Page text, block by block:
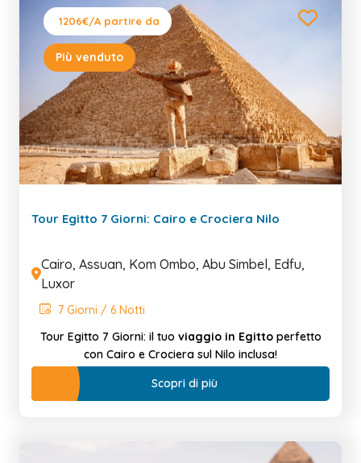
1206€/A partire da
Più venduto
Tour Egitto 7 Giorni: Cairo e Crociera Nilo
Cairo, Assuan, Kom Ombo, Abu Simbel, Edfu,
Luxor
7 Giorni / 6 Notti
Tour Egitto 7 Giorni: il tuo viaggio in Egittoperfetto
con Cairo e Crociera sul Nilo inclusa!
Scopri di più